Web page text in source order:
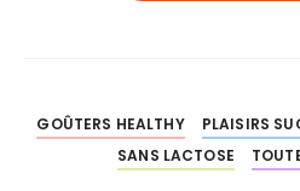
GOÛTERS HEALTHY PLAISIRS
SANS LACTOSE